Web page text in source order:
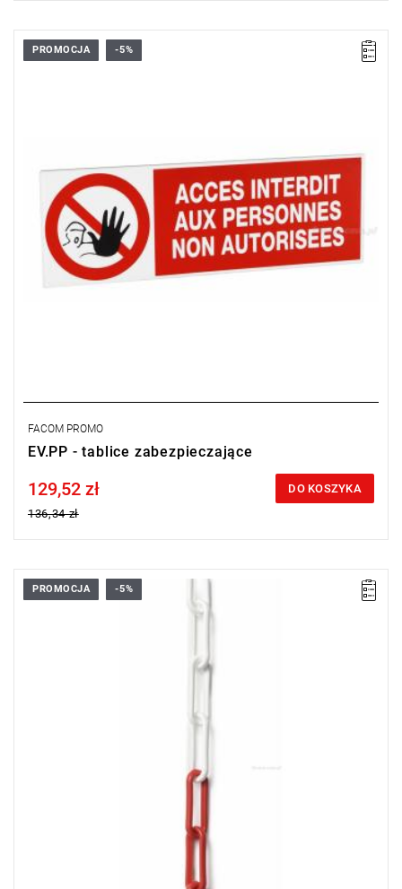
Wymiary (dł. x szer.): 450 x 150 mm.
PROMOCJA -5%
FACOM PROMO
EV.PP - tablice zabezpieczające
Price tax included
129,52 zł
136,34 zł
DO KOSZYKA
Długość: 25 m.
PROMOCJA -5%